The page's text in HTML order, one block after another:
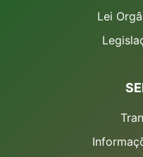
Lei